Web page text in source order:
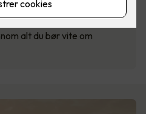
med solceller?
alt du bør vite om